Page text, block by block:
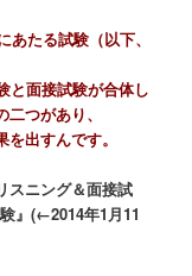
たる試験（以下、
と面接試験が合体し
つがあり、
出すんです。
スニング＆面接試
』(←2014年1月11